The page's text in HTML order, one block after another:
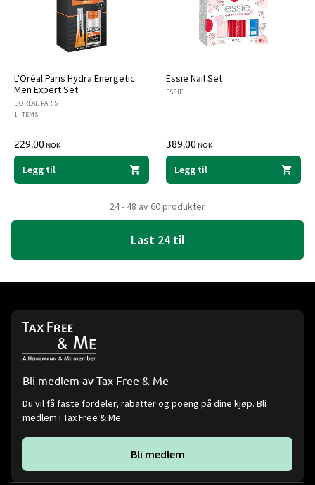
L'Oréal Paris Hydra Energetic
Men Expert Set
L'ORÉAL PARIS
1 ITEMS
229,00NOK
Legg til
Essie Nail Set
ESSIE
389,00NOK
Legg til
24 - 48 av 60 produkter
Last 24 til
Bli medlem av Tax Free & Me
Du vil få faste fordeler, rabatter og poeng på dine kjøp. Bli
medlem i Tax Free & Me
Bli medlem